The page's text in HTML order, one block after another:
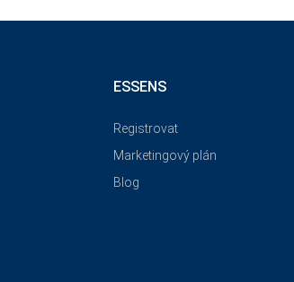
ESSENS
Registrovat
Marketingový plán
Blog